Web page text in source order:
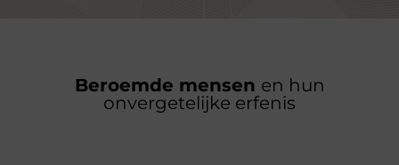
Beroemde mensen en hun
onvergetelijke erfenis